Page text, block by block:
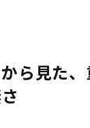
から見た